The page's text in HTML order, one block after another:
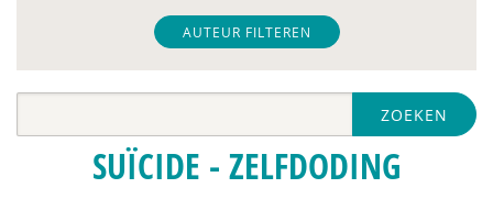
Monique van ’t Erve
Toon Verlaan
AUTEUR FILTEREN
ZOEKEN
SUÏCIDE - ZELFDODING